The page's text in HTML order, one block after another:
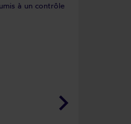
à un contrôle
keyboard_arrow_right